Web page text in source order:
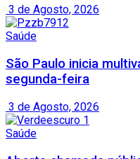
3 de Agosto, 2026
Saúde
São Paulo inicia
segunda-feira
3 de Agosto, 2026
Saúde